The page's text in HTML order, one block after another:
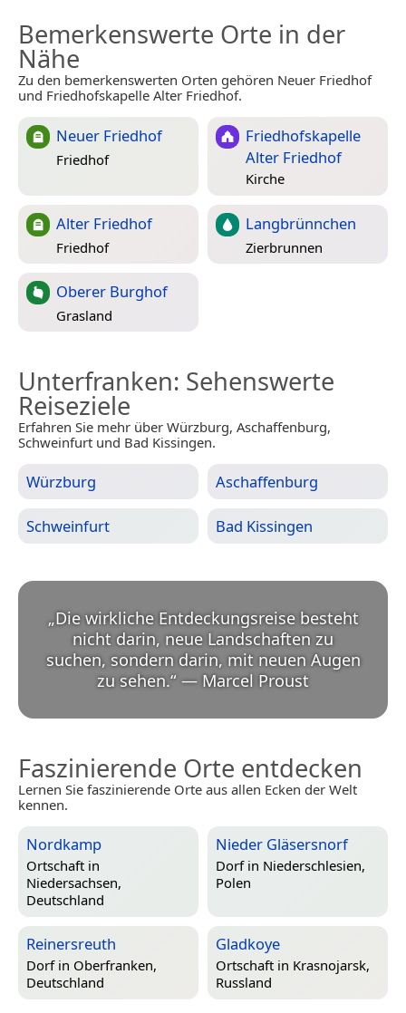
Bemerkenswerte Orte in der
Nähe
Zu den bemerkenswerten Orten gehören Neuer Friedhof
und Friedhofskapelle Alter Friedhof.
Neuer Friedhof
Friedhof
Friedhofskapelle
Alter Friedhof
Kirche
Alter Friedhof
Friedhof
Langbrünnchen
Zierbrunnen
Oberer Burghof
Grasland
Unterfranken: Sehenswerte
Reiseziele
Erfahren Sie mehr über Würzburg, Aschaffenburg,
Schweinfurt und Bad Kissingen.
Würzburg Aschaffenburg
Schweinfurt Bad Kissingen
„Die wirkliche Entdeckungsreise besteht
nicht darin, neue Landschaften zu
suchen, sondern darin, mit neuen Augen
zu sehen.“ — Marcel Proust
Faszinierende Orte entdecken
Lernen Sie faszinierende Orte aus allen Ecken der Welt
kennen.
Nordkamp
Ortschaft in
Niedersachsen,
Deutschland
Nieder Gläsersnorf
Dorf in Niederschlesien,
Polen
Reinersreuth
Dorf in Oberfranken,
Deutschland
Gladkoye
Ortschaft in Krasnojarsk,
Russland